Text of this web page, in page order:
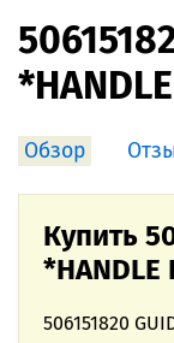
Обзор
Купить
*HANDLE
506151820